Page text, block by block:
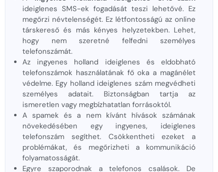
ideiglenes SMS-ek fogadását teszi lehetővé. Ez
megőrzi névtelenségét. Ez létfontosságú az online
társkereső és más kényes helyzetekben. Lehet,
hogy nem szeretné felfedni személyes
telefonszámát.
Az ingyenes holland ideiglenes és eldobható
telefonszámok használatának fő oka a magánélet
védelme. Egy holland ideiglenes szám megvédheti
személyes adatait. Biztonságban tartja az
ismeretlen vagy megbízhatatlan forrásoktól.
A spamek és a nem kívánt hívások számának
növekedésében egy ingyenes, ideiglenes
telefonszám segíthet. Csökkentheti ezeket a
problémákat, és megőrizheti a kommunikáció
folyamatosságát.
Egyre szaporodnak a telefonos csalások. De